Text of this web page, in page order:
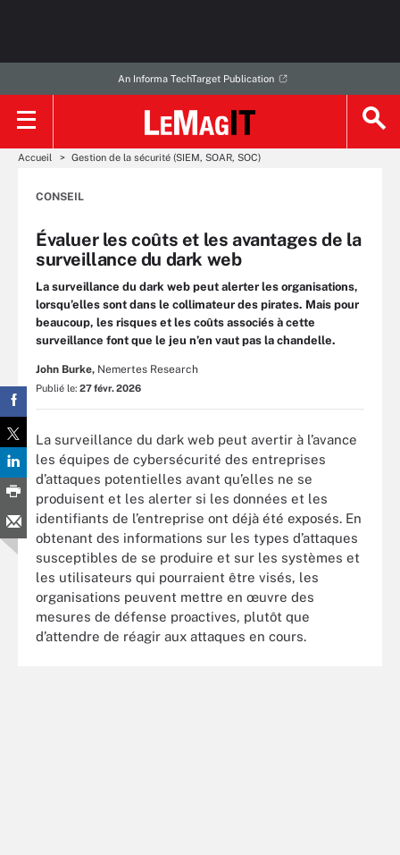
An Informa TechTarget Publication
Accueil Gestion de la sécurité (SIEM, SOAR, SOC)
CONSEIL
Évaluer les coûts et les avantages de la
surveillance du dark web
La surveillance du dark web peut alerter les organisations,
lorsqu’elles sont dans le collimateur des pirates. Mais pour
beaucoup, les risques et les coûts associés à cette
surveillance font que le jeu n’en vaut pas la chandelle.
John Burke, Nemertes Research
Publié le: 27 févr. 2026
La surveillance du dark web peut avertir à l’avance
les équipes de cybersécurité des entreprises
d’attaques potentielles avant qu’elles ne se
produisent et les alerter si les données et les
identifiants de l’entreprise ont déjà été exposés. En
obtenant des informations sur les types d’attaques
susceptibles de se produire et sur les systèmes et
les utilisateurs qui pourraient être visés, les
organisations peuvent mettre en œuvre des
mesures de défense proactives, plutôt que
d’attendre de réagir aux attaques en cours.